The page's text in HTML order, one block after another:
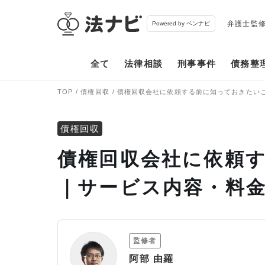
Powered by ベンナビ 弁護士監
全て 法律相談 刑事事件 債務整
TOP 債権回収 債権回収会社に依頼する前に知っておきたい
債権回収
債権回収会社に依頼
｜サービス内容・料
監修者
阿部 由羅